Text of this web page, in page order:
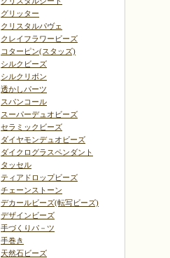
グリッター
クリスタルパヴェ
クレイフラワービーズ
コターピン(スタッズ)
シルクビーズ
シルクリボン
透かしパーツ
スパンコール
スーパーデュオビーズ
セラミックビーズ
ダイヤモンデュオビーズ
ダイクログラスペンダント
タッセル
ティアドロップビーズ
チェーンストーン
デカールビーズ(転写ビーズ)
デザインビーズ
手づくりパ－ツ
手巻き
天然石ビーズ